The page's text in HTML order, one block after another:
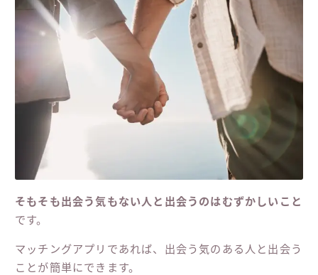
そもそも出会う気もない人と出会うのはむずかしいこと
です。
マッチングアプリであれば、出会う気のある人と出会う
ことが簡単にできます。